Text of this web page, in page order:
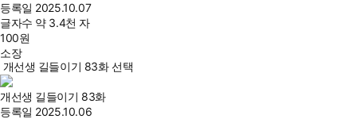
등록일 2025.10.07
글자수 약 3.4천 자
100원
소장
개선생 길들이기 83화 선택
개선생 길들이기 83화
등록일 2025.10.06